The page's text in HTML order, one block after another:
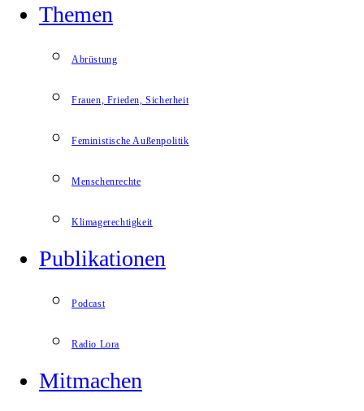
Themen
Abrüstung
Frauen, Frieden, Sicherheit
Feministische Außenpolitik
Menschenrechte
Klimagerechtigkeit
Publikationen
Podcast
Radio Lora
Mitmachen